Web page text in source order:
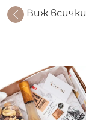
Виж всички